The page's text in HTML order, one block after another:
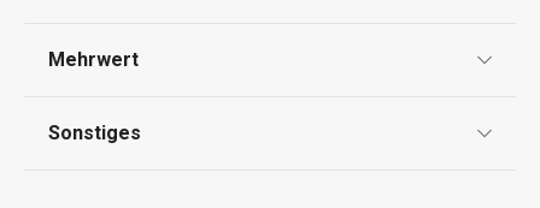
Impressum
Rückgabe von Waren/Reklamation
Mehrwert
Sonstiges